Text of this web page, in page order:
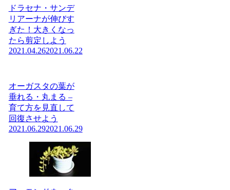
ドラセナ・サンデ
リアーナが伸びす
ぎた！大きくなっ
たら剪定しよう
2021.04.262021.06.22
オーガスタの葉が
垂れる・丸まる –
育て方を見直して
回復させよう
2021.06.292021.06.29